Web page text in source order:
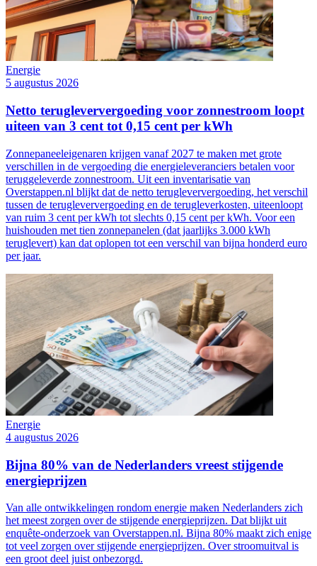
Energie
5 augustus 2026
Netto terugleververgoeding voor zonnestroom loopt
uiteen van 3 cent tot 0,15 cent per kWh
Zonnepaneeleigenaren krijgen vanaf 2027 te maken met grote
verschillen in de vergoeding die energieleveranciers betalen voor
teruggeleverde zonnestroom. Uit een inventarisatie van
Overstappen.nl blijkt dat de netto terugleververgoeding, het verschil
tussen de terugleververgoeding en de terugleverkosten, uiteenloopt
van ruim 3 cent per kWh tot slechts 0,15 cent per kWh. Voor een
huishouden met tien zonnepanelen (dat jaarlijks 3.000 kWh
teruglevert) kan dat oplopen tot een verschil van bijna honderd euro
per jaar.
Energie
4 augustus 2026
Bijna 80% van de Nederlanders vreest stijgende
energieprijzen
Van alle ontwikkelingen rondom energie maken Nederlanders zich
het meest zorgen over de stijgende energieprijzen. Dat blijkt uit
enquête-onderzoek van Overstappen.nl. Bijna 80% maakt zich enige
tot veel zorgen over stijgende energieprijzen. Over stroomuitval is
een groot deel juist onbezorgd.